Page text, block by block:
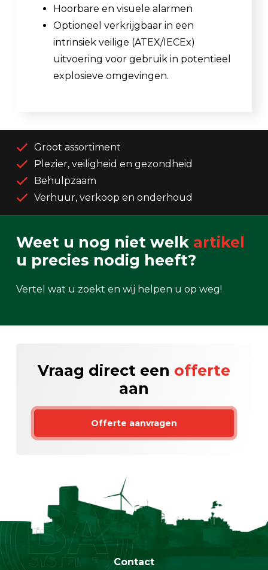
Hoorbare en visuele alarmen
Optioneel verkrijgbaar in een
intrinsiek veilige (ATEX/IECEx)
uitvoering voor gebruik in potentieel
explosieve omgevingen.
Groot assortiment
Plezier, veiligheid en gezondheid
Behulpzaam
Verhuur, verkoop en onderhoud
Weet u nog niet welk artikel
u precies nodig heeft?
Vertel wat u zoekt en wij helpen u op weg!
Vraag direct een offerte
aan
Offerte aanvragen
Contact